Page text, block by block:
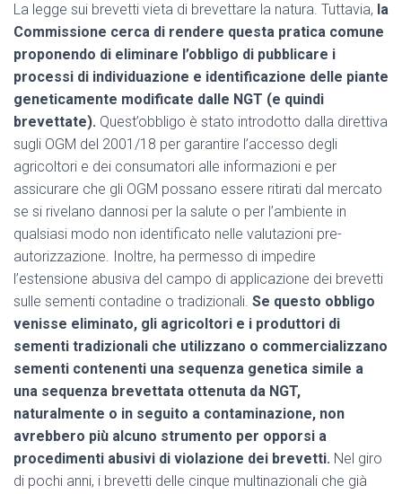
La legge sui brevetti vieta di brevettare la natura. Tuttavia, la
Commissione cerca di rendere questa pratica comune
proponendo di eliminare l’obbligo di pubblicare i
processi di individuazione e identificazione delle piante
geneticamente modificate dalle NGT (e quindi
brevettate). Quest’obbligo è stato introdotto dalla direttiva
sugli OGM del 2001/18 per garantire l’accesso degli
agricoltori e dei consumatori alle informazioni e per
assicurare che gli OGM possano essere ritirati dal mercato
se si rivelano dannosi per la salute o per l’ambiente in
qualsiasi modo non identificato nelle valutazioni pre-
autorizzazione. Inoltre, ha permesso di impedire
l’estensione abusiva del campo di applicazione dei brevetti
sulle sementi contadine o tradizionali. Se questo obbligo
venisse eliminato, gli agricoltori e i produttori di
sementi tradizionali che utilizzano o commercializzano
sementi contenenti una sequenza genetica simile a
una sequenza brevettata ottenuta da NGT,
naturalmente o in seguito a contaminazione, non
avrebbero più alcuno strumento per opporsi a
procedimenti abusivi di violazione dei brevetti. Nel giro
di pochi anni, i brevetti delle cinque multinazionali che già